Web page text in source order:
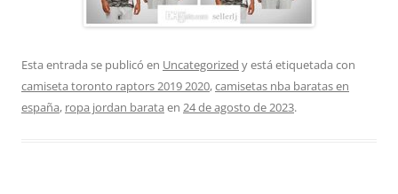
Esta entrada se publicó en Uncategorized y está etiquetada con
camiseta toronto raptors 2019 2020,camisetas nba baratas en
españa, ropa jordan barata en 24 de agosto de 2023.